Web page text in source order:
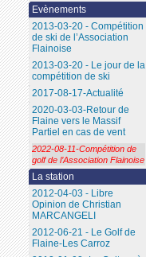
Evènements
2013-03-20 - Compétition
de ski de l’Association
Flainoise
2013-03-20 - Le jour de la
compétition de ski
2017-08-17-Actualité
2020-03-03-Retour de
Flaine vers le Massif
Partiel en cas de vent
2022-08-11-Compétition de
golf de l’Association Flainoise
La station
2012-04-03 - Libre
Opinion de Christian
MARCANGELI
2012-06-21 - Le Golf de
Flaine-Les Carroz